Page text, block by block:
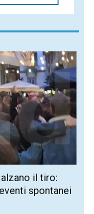
il tiro:
spontanei